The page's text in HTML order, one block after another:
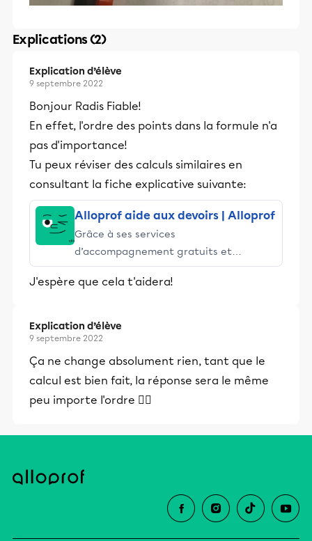
Explications (2)
Explication d’élève
9 septembre 2022
Bonjour Radis Fiable!
En effet, l'ordre des points dans la formule n'a
pas d'importance!
Tu peux réviser des calculs similaires en
consultant la fiche explicative suivante:
Alloprof aide aux devoirs | Alloprof
Grâce à ses services
d’accompagnement gratuits et
stimulants, Alloprof engage les élèves
et leurs parents dans la réussite
J'espère que cela t'aidera!
Explication d’élève
9 septembre 2022
Ça ne change absolument rien, tant que le
calcul est bien fait, la réponse sera le même
peu importe l'ordre 👍🏻